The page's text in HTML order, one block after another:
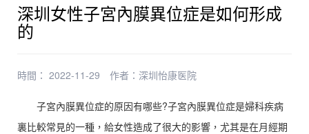
深圳女性子宮內膜異位症是如何形成
的
時間： 2022-11-29 作者： 深圳怡康医院
子宮內膜異位症的原因有哪些?子宮內膜異位症是婦科疾病
裏比較常見的一種，給女性造成了很大的影響，尤其是在月經期